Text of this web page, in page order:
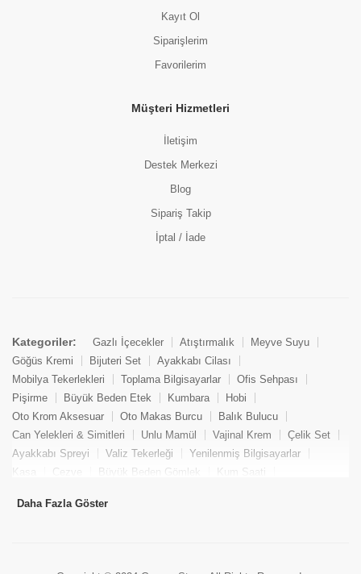
Kayıt Ol
Siparişlerim
Favorilerim
Müşteri Hizmetleri
İletişim
Destek Merkezi
Blog
Sipariş Takip
İptal / İade
Kategoriler: Gazlı İçecekler Atıştırmalık
Meyve Suyu
Göğüs Kremi
Bijuteri Set
Ayakkabı Cilası
Mobilya Tekerlekleri
Toplama Bilgisayarlar
Ofis Sehpası
Pişirme
Büyük Beden Etek Kumbara
Hobi
Oto Krom Aksesuar
Oto Makas Burcu
Balık Bulucu
Can Yelekleri & Simitleri
Unlu Mamül Vajinal Krem
Çelik Set
Ayakkabı Spreyi
Valiz Tekerleği
Yenilenmiş Bilgisayarlar
Kasa
Cezve Büyük Beden Gömlek
Kum Saati
Tekne Bağlama & Demirleme
Daha Fazla Göster